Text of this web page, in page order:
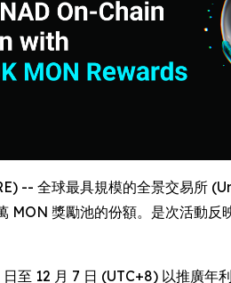
-- 全球最具規模的全景交易所
MON 獎勵池的份額。是次活動
至 12 月 7 日 (UTC+8) 以推廣